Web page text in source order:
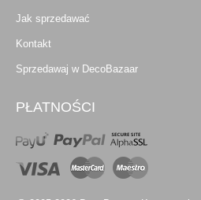
Jak sprzedawać
Kontakt
Sprzedawaj w DecoBazaar
PŁATNOŚCI